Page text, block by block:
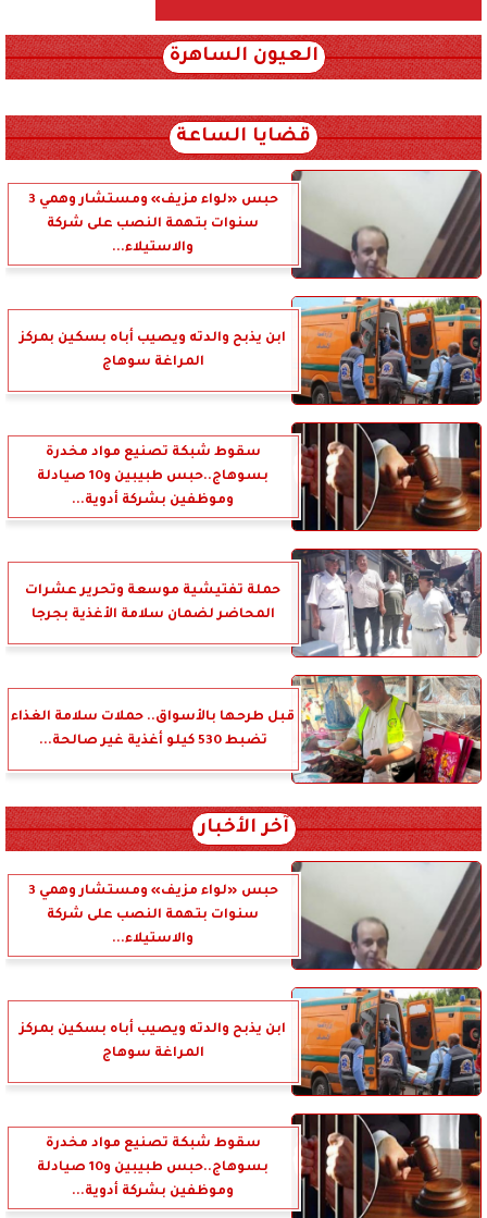
العيون الساهرة
قضايا الساعة
حبس «لواء مزيف» ومستشار وهمي 3
سنوات بتهمة النصب على شركة
والاستيلاء...
ابن يذبح والدته ويصيب أباه بسكين بمركز
المراغة سوهاج
سقوط شبكة تصنيع مواد مخدرة
بسوهاج..حبس طبيبين و10 صيادلة
وموظفين بشركة أدوية...
حملة تفتيشية موسعة وتحرير عشرات
المحاضر لضمان سلامة الأغذية بجرجا
قبل طرحها بالأسواق.. حملات سلامة الغذاء
تضبط 530 كيلو أغذية غير صالحة...
آخر الأخبار
حبس «لواء مزيف» ومستشار وهمي 3
سنوات بتهمة النصب على شركة
والاستيلاء...
ابن يذبح والدته ويصيب أباه بسكين بمركز
المراغة سوهاج
سقوط شبكة تصنيع مواد مخدرة
بسوهاج..حبس طبيبين و10 صيادلة
وموظفين بشركة أدوية...